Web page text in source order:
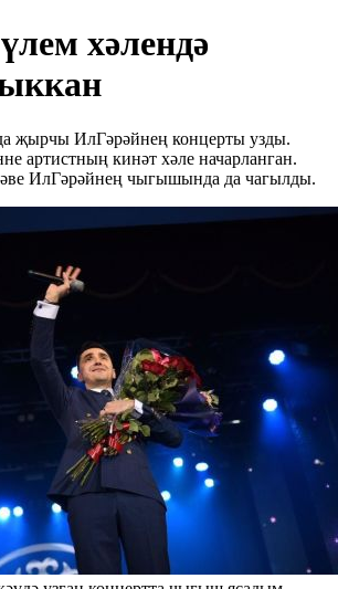
хәлендә
җырчы ИлГәрәйнең концерты узды.
артистның кинәт хәле начарланган.
ИлГәрәйнең чыгышында да чагылды.